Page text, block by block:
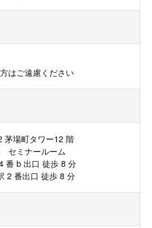
はご遠慮ください
茅場町タワー12 階
セミナールーム
番 b 出口 徒歩 8 分
2 番出口 徒歩 8 分